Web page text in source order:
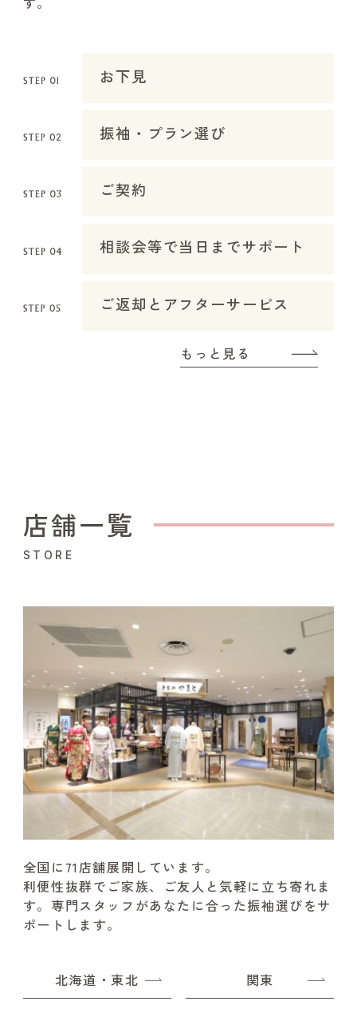
お下見
振袖・プラン選び
ご契約
相談会等で当日までサポート
ご返却とアフターサービス
もっと見る
店舗一覧
STORE
全国に71店舗展開しています。
利便性抜群でご家族、ご友人と気軽に立ち寄れま
す。 専門スタッフがあなたに合った振袖選びをサ
ポートします。
北海道・東北 関東